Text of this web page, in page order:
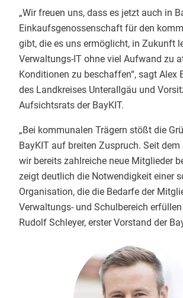
„Wir freuen uns, dass es jetzt auch in
Einkaufsgenossenschaft für den
gibt, die es uns ermöglicht, in Zukunft
Verwaltungs-IT ohne viel Aufwand zu
Konditionen zu beschaffen“, sagt Alex
des Landkreises Unterallgäu und
Aufsichtsrats der BayKIT.
„Bei kommunalen Trägern stößt die
BayKIT auf breiten Zuspruch. Seit
wir bereits zahlreiche neue Mitglieder
zeigt deutlich die Notwendigkeit einer
Organisation, die die Bedarfe der
Verwaltungs- und Schulbereich erfüllen
Rudolf Schleyer, erster Vorstand der